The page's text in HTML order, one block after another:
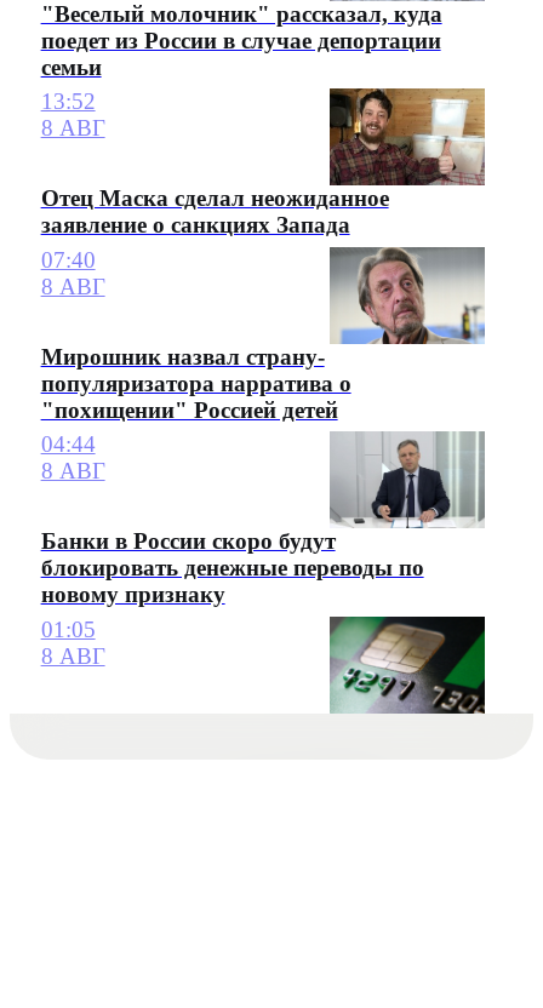
"Веселый молочник" рассказал, куда
поедет из России в случае депортации
семьи
13:52
8 АВГ
Отец Маска сделал неожиданное
заявление о санкциях Запада
07:40
8 АВГ
Мирошник назвал страну-
популяризатора нарратива о
"похищении" Россией детей
04:44
8 АВГ
Банки в России скоро будут
блокировать денежные переводы по
новому признаку
01:05
8 АВГ